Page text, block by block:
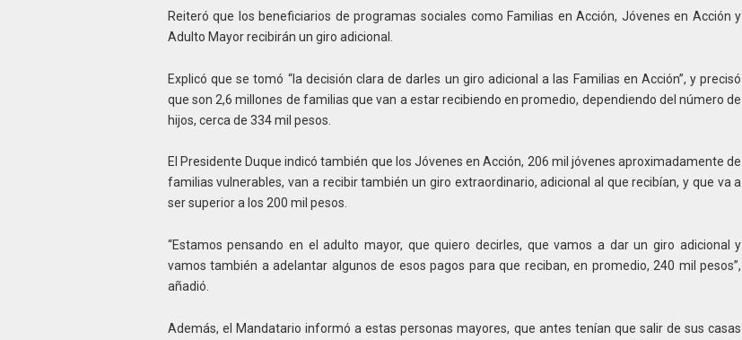
Reiteró que los beneficiarios de programas sociales como Familias en Acción, Jóvenes en Acción y
Adulto Mayor recibirán un giro adicional.
Explicó que se tomó “la decisión clara de darles un giro adicional a las Familias en Acción”, y precisó
que son 2,6 millones de familias que van a estar recibiendo en promedio, dependiendo del número de
hijos, cerca de 334 mil pesos.
El Presidente Duque indicó también que los Jóvenes en Acción, 206 mil jóvenes aproximadamente de
familias vulnerables, van a recibir también un giro extraordinario, adicional al que recibían, y que va a
ser superior a los 200 mil pesos.
“Estamos pensando en el adulto mayor, que quiero decirles, que vamos a dar un giro adicional y
vamos también a adelantar algunos de esos pagos para que reciban, en promedio, 240 mil pesos”,
añadió.
Además, el Mandatario informó a estas personas mayores, que antes tenían que salir de sus casas